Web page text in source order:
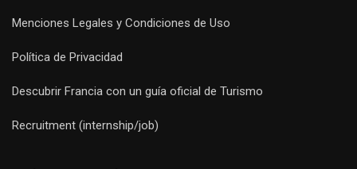
Menciones Legales y Condiciones de Uso
Política de Privacidad
Descubrir Francia con un guía oficial de Turismo
Recruitment (internship/job)